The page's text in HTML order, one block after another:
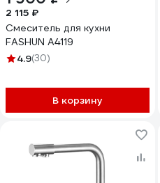
2 115 ₽
Смеситель для кухни
FASHUN A4119
4.9(30)
В корзину